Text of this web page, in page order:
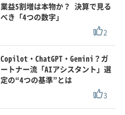
業益5割増は本物か？ 決算で見る
べき「4つの数字」
2
Copilot・ChatGPT・Gemini？ガ
ートナー流「AIアシスタント」選
定の“4つの基準”とは
3